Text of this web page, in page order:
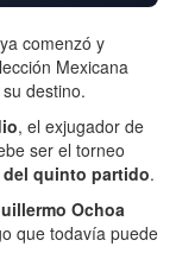
ya comenzó y
Mexicana
destino.
, el exjugador de
ser el torneo
del quinto partido.
Ochoa
que todavía puede